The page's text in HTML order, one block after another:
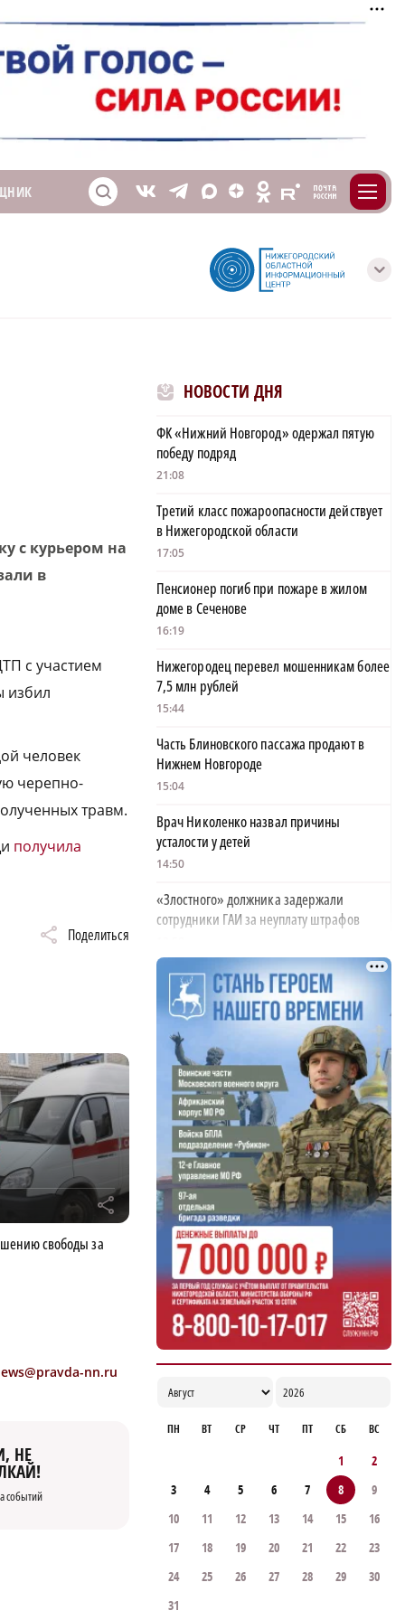
S V T X Z O E m
с
с курьером на
в
с участием
избил
человек
черепно-
травм.
получила
Поделиться
r
свободы за
nn.ru
НЕ
событий
НОВОСТИ ДНЯ
ФК «Нижний Новгород» одержал пятую
победу подряд
21:08
Третий класс пожароопасности действует
в Нижегородской области
17:05
Пенсионер погиб при пожаре в жилом
доме в Сеченове
16:19
Нижегородец перевел мошенникам более
7,5 млн рублей
15:44
Часть Блиновского пассажа продают в
Нижнем Новгороде
15:04
Врач Николенко назвал причины
усталости у детей
14:50
«Злостного» должника задержали
сотрудники ГАИ за неуплату штрафов
Парк «Россия в миниатюре» на Бору
закрывается из-за отсутствия туристов
13:26
Найти своего человека: как помогают
питомцам в центре «Планета кошек»
13:00
У нижегородских абитуриентов стали
популярны инженерные направления
12:48
ПН ВТ СР ЧТ ПТ СБ ВС
1
2
3
4 5 6 7 8
9
10
11 12 13 14 15
16
17
18 19 20 21 22
23
24
25 26 27 28 29
30
31